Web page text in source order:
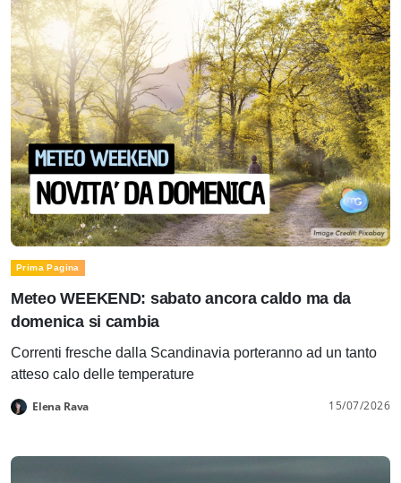
Prima Pagina
Meteo WEEKEND: sabato ancora caldo ma da
domenica si cambia
Correnti fresche dalla Scandinavia porteranno ad un tanto
atteso calo delle temperature
Elena Rava 15/07/2026